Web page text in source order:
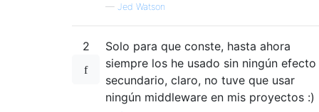
— Jed Watson
2
Solo para que conste, hasta ahora
siempre los he usado sin ningún efecto
secundario, claro, no tuve que usar
ningún middleware en mis proyectos :)